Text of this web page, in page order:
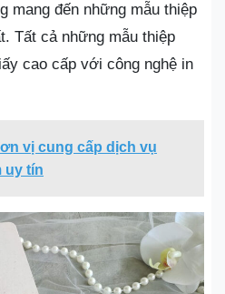
mang đến những mẫu thiệp
Tất cả những mẫu thiệp
cao cấp với công nghệ in
vị cung cấp dịch vụ
uy tín